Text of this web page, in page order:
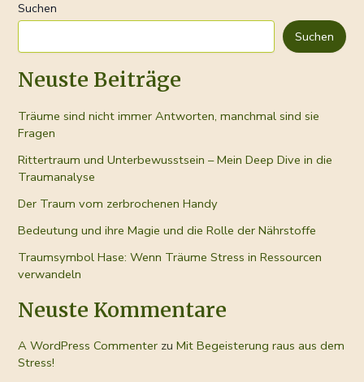
dem
Suchen
Suchen
Neuste Beiträge
Träume sind nicht immer Antworten, manchmal sind sie
Fragen
Rittertraum und Unterbewusstsein – Mein Deep Dive in die
Traumanalyse
Der Traum vom zerbrochenen Handy
Bedeutung und ihre Magie und die Rolle der Nährstoffe
Traumsymbol Hase: Wenn Träume Stress in Ressourcen
verwandeln
Neuste Kommentare
A WordPress Commenter zuMit Begeisterung raus aus dem
Stress!